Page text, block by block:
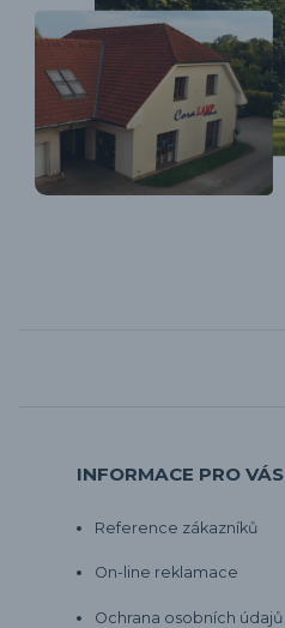
INFORMACE PRO VÁS
Reference zákazníků
On-line reklamace
Ochrana osobních údajů